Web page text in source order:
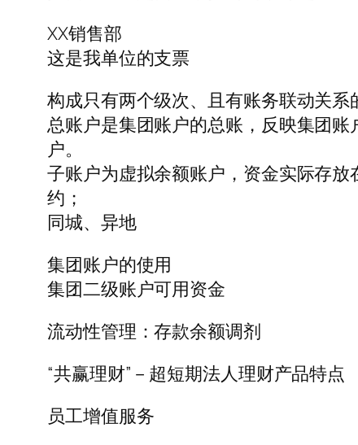
XX销售部
这是我单位的支票
构成只有两个级次、且有账务联动关系
总账户是集团账户的总账，反映集团
户。
子账户为虚拟余额账户，资金实际存
约；
同城、异地
集团账户的使用
集团二级账户可用资金
流动性管理：存款余额调剂
“共赢理财”－超短期法人理财产品特点
员工增值服务